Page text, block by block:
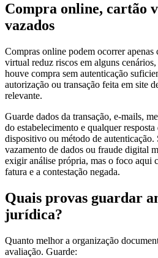
Compra online, cartão
vazados
Compras online podem ocorrer apenas
virtual reduz riscos em alguns
houve compra sem autenticação
autorização ou transação feita em site
relevante.
Guarde dados da transação, e-mails,
do estabelecimento e qualquer
dispositivo ou método de autenticação.
vazamento de dados ou fraude digital
exigir análise própria, mas o foco aqui
fatura e a contestação negada.
Quais provas guardar
jurídica?
Quanto melhor a organização
avaliação. Guarde: